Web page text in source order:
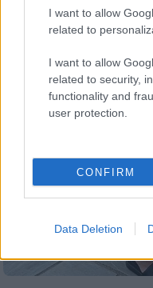
I want to allow
related to
I want to allow
related to security,
functionality and
user protection.
CONFIRM
Data Deletion